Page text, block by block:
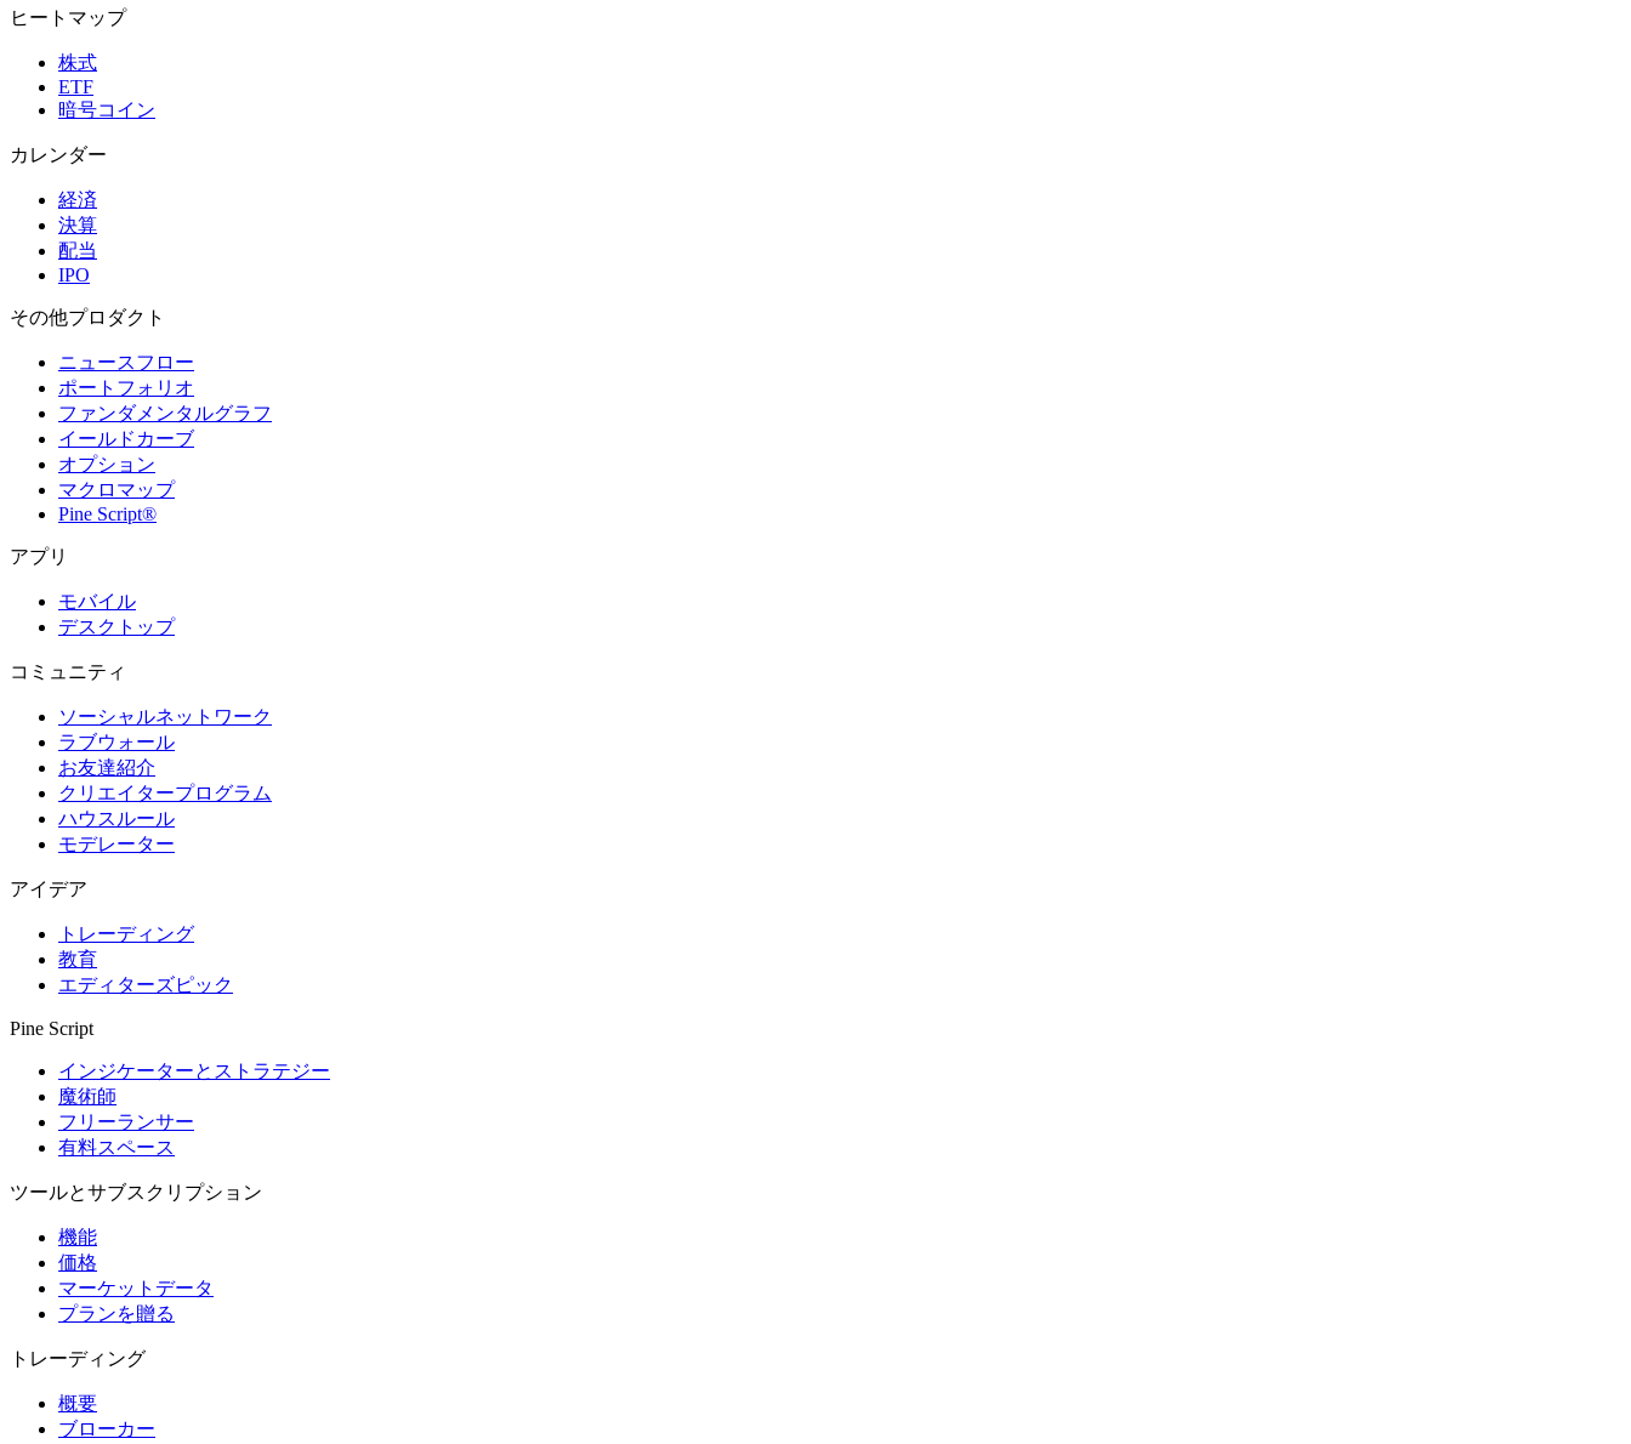
ヒートマップ
株式
ETF
暗号コイン
カレンダー
経済
決算
配当
IPO
その他プロダクト
ニュースフロー
ポートフォリオ
ファンダメンタルグラフ
イールドカーブ
オプション
マクロマップ
Pine Script®
アプリ
モバイル
デスクトップ
コミュニティ
ソーシャルネットワーク
ラブウォール
お友達紹介
クリエイタープログラム
ハウスルール
モデレーター
アイデア
トレーディング
教育
エディターズピック
Pine Script
インジケーターとストラテジー
魔術師
フリーランサー
有料スペース
ツールとサブスクリプション
機能
価格
マーケットデータ
プランを贈る
トレーディング
概要
ブローカー